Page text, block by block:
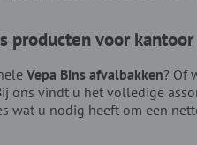
producten voor
Vepa Bins afvalbakken? Of
ons vindt u het volledige
wat u nodig heeft om een